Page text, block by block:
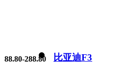
88.80-288.80
比亚迪F3